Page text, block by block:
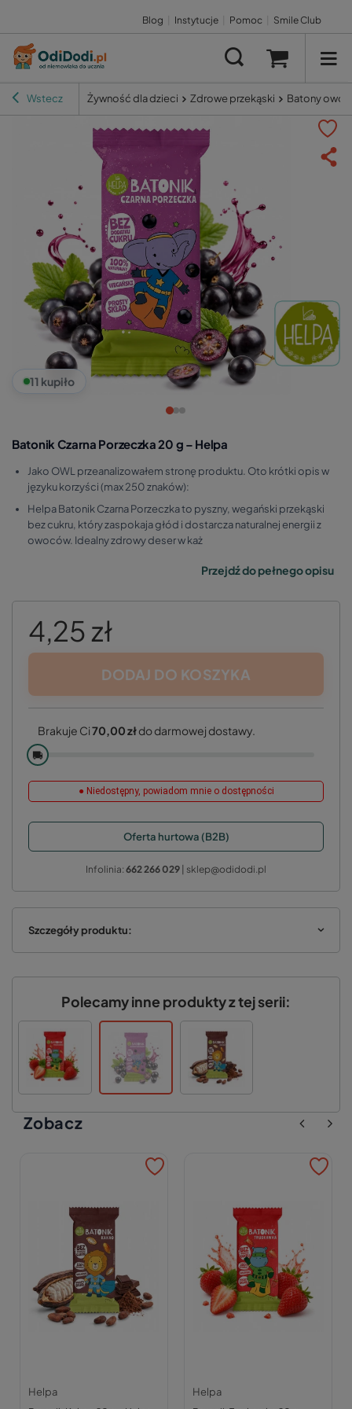
Blog Instytucje Pomoc Smile Club
Wstecz Żywność dla dzieci Zdrowe przekąski Batony
11 kupiło
Batonik Czarna Porzeczka 20 g – Helpa
Jako OWL przeanalizowałem stronę produktu. Oto krótki opis w
języku korzyści (max 250 znaków):
Helpa Batonik Czarna Porzeczka to pyszny, wegański przekąski
bez cukru, który zaspokaja głód i dostarcza naturalnej energii z
owoców. Idealny zdrowy deser w każ
Przejdź do pełnego opisu
4,25 zł
DODAJ DO KOSZYKA
Brakuje Ci70,00 złdo darmowej dostawy.
🚚
● Niedostępny, powiadom mnie o dostępności
Oferta hurtowa (B2B)
Infolinia: 662 266 029 | sklep@odidodi.pl
Szczegóły produktu:
Polecamy inne produkty z tej serii:
Zobacz
Helpa Helpa